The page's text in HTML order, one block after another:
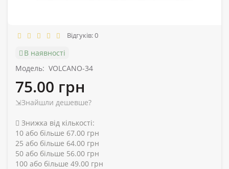
Відгуків: 0
В наявності
Модель: VOLCANO-34
75.00 грн
⇲Знайшли дешевше?
Знижка від кількості:
10 або більше 67.00 грн
25 або більше 64.00 грн
50 або більше 56.00 грн
100 або більше 49.00 грн